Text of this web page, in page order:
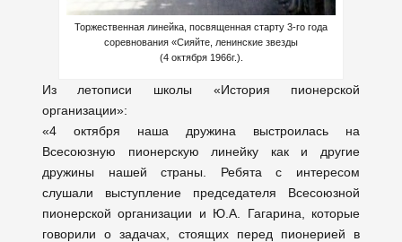
Торжественная линейка, посвященная старту 3-го года
соревнования «Сияйте, ленинские звезды
(4 октября 1966г.).
Из летописи школы «История пионерской
организации»:
«4 октября наша дружина выстроилась на
Всесоюзную пионерскую линейку как и другие
дружины нашей страны. Ребята с интересом
слушали выступление председателя Всесоюзной
пионерской организации и Ю.А. Гагарина, которые
говорили о задачах, стоящих перед пионерией в